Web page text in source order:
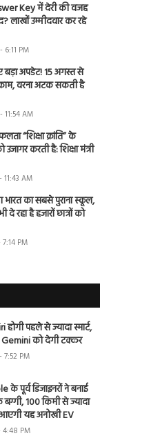
Key में देरी की वजह
लाखों उम्मीदवार कर रहे
6:11 PM
बड़ा अपडेट! 15 अगस्त से
वरना अटक सकती है
11:54 AM
“शिक्षा क्रांति” के
उजागर करती है: शिक्षा मंत्री
AM
का सबसे पुराना स्कूल,
रहा है हजारों छात्रों को
PM
होगी पहले से ज्यादा स्मार्ट,
को देगी टक्कर
7:52 PM
पूर्व डिजाइनरों ने बनाई
बग्गी, 100 किमी से ज्यादा
यह अनोखी EV
4:48 PM